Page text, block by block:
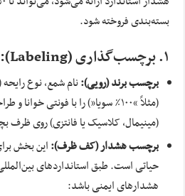
بسته‌بندی فروخته شود.
۱. برچسب‌گذاری ( Labeling
):
برچسب برند (رویی):نام شمع، نوع رایحه
(مثلاً “۱۰۰٪ سویا”) را با فونتی
(مینیمال، کلاسیک یا فانتزی) روی ظرف
برچسب هشدار (کف ظرف):این بخش
حیاتی است. طبق استانداردهای
هشدارهای ایمنی باشد: